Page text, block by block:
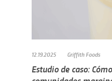
12.19.2025 Griffith Foods
Estudio de caso: